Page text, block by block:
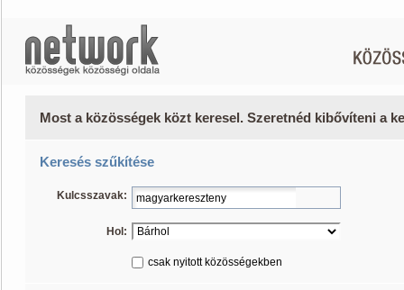
Most a közösségek közt keresel. Szeretnéd kibővíteni a
Keresés szűkítése
Kulcsszavak:
Hol:
csak nyitott közösségekben